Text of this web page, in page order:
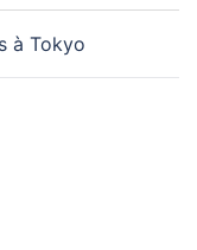
à Tokyo